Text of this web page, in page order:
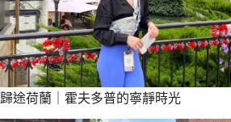
歸途荷蘭｜霍夫多普的寧靜時光